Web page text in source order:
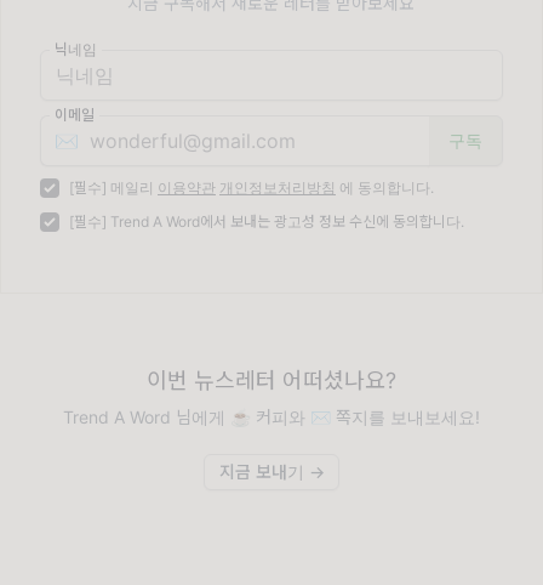
닉네임
이메일
✉️
[필수] 메일리 이용약관 개인정보처리방침 에 동의합니다.
[필수] Trend A Word에서 보내는 광고성 정보 수신에 동의합니다.
이번 뉴스레터 어떠셨나요?
Trend A Word 님에게 ☕️ 커피와 ✉️ 쪽지를 보내보세요!
지금 보내기 →